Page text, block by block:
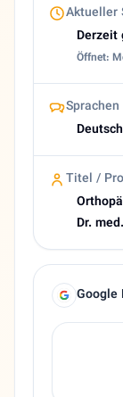
Aktueller
Derzeit
Öffnet:
Sprachen
Titel /
Dr. med.
Google